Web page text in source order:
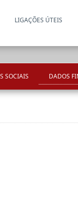
LIGAÇÕES ÚTEIS
SOCIAIS DADOS